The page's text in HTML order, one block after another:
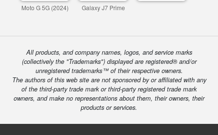
Moto G 5G (2024) Galaxy J7 Prime
All products, and company names, logos, and service marks
(collectively the "Trademarks") displayed are registered® and/or
unregistered trademarks™ of their respective owners.
The authors of this web site are not sponsored by or affiliated with any
of the third-party trade mark or third-party registered trade mark
owners, and make no representations about them, their owners, their
products or services.